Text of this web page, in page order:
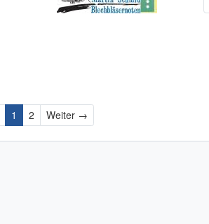
1 2 Weiter →